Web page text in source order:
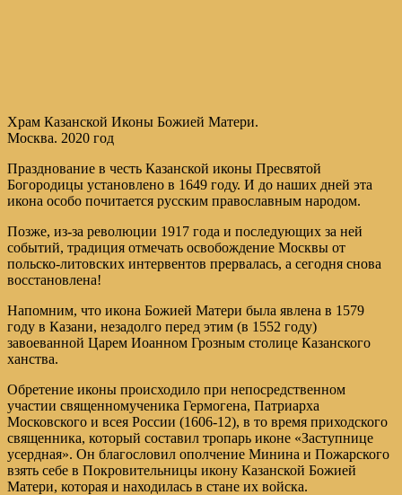
Храм Казанской Иконы Божией Матери.
Москва. 2020 год
Празднование в честь Казанской иконы Пресвятой
Богородицы установлено в 1649 году. И до наших дней эта
икона особо почитается русским православным народом.
Позже, из-за революции 1917 года и последующих за ней
событий, традиция отмечать освобождение Москвы от
польско-литовских интервентов прервалась, а сегодня снова
восстановлена!
Напомним, что икона Божией Матери была явлена в 1579
году в Казани, незадолго перед этим (в 1552 году)
завоеванной Царем Иоанном Грозным столице Казанского
ханства.
Обретение иконы происходило при непосредственном
участии священномученика Гермогена, Патриарха
Московского и всея России (1606-12), в то время приходского
священника, который составил тропарь иконе «Заступнице
усердная». Он благословил ополчение Минина и Пожарского
взять себе в Покровительницы икону Казанской Божией
Матери, которая и находилась в стане их войска.